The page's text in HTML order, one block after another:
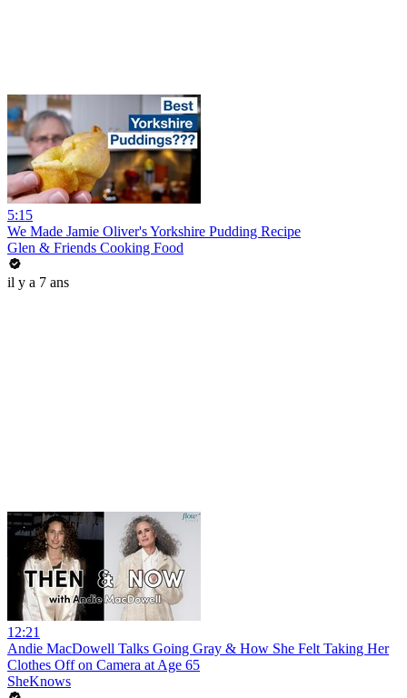
5:15
We Made Jamie Oliver's Yorkshire Pudding Recipe
Glen & Friends Cooking Food
il y a 7 ans
12:21
Andie MacDowell Talks Going Gray & How She Felt Taking Her
Clothes Off on Camera at Age 65
SheKnows